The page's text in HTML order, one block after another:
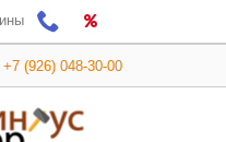
+7 (926) 048-30-00